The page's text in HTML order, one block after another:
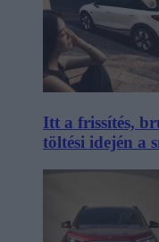
Itt a frissítés,
töltési idején a